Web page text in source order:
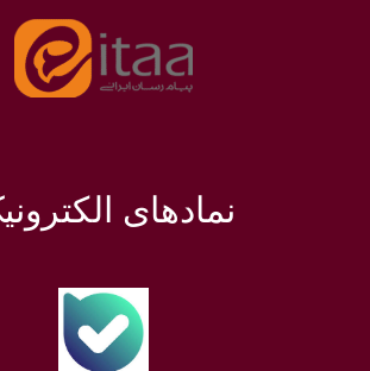
نمادهای